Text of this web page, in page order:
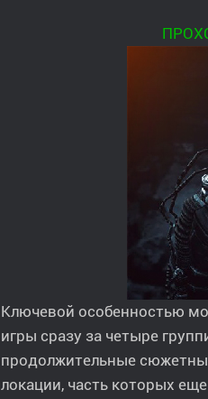
Ключевой особенностью
игры сразу за четыре
продолжительные
локации, часть которых